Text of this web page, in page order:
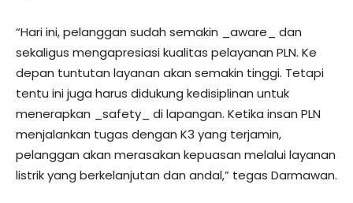
“Hari ini, pelanggan sudah semakin _aware_ dan
sekaligus mengapresiasi kualitas pelayanan PLN. Ke
depan tuntutan layanan akan semakin tinggi. Tetapi
tentu ini juga harus didukung kedisiplinan untuk
menerapkan _safety_ di lapangan. Ketika insan PLN
menjalankan tugas dengan K3 yang terjamin,
pelanggan akan merasakan kepuasan melalui layanan
listrik yang berkelanjutan dan andal,” tegas Darmawan.